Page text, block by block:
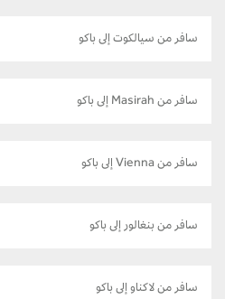
سافر من سيالكوت إلى باكو
سافر من Masirah إلى باكو
سافر من Vienna إلى باكو
سافر من بنغالور إلى باكو
سافر من لاكناو إلى باكو